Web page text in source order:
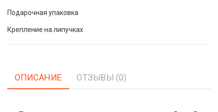
Подарочная упаковка
Крепление на липучках
ОПИСАНИЕ ОТЗЫВЫ (0)